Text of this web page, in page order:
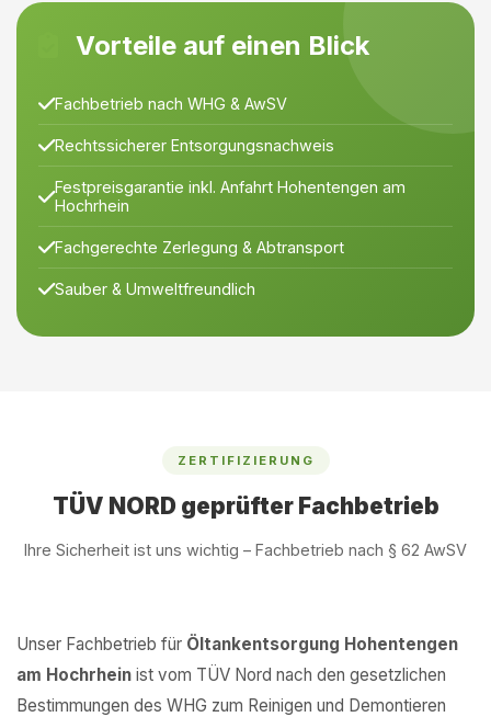
Vorteile auf einen Blick
Fachbetrieb nach WHG & AwSV
Rechtssicherer Entsorgungsnachweis
Festpreisgarantie inkl. Anfahrt Hohentengen am
Hochrhein
Fachgerechte Zerlegung & Abtransport
Sauber & Umweltfreundlich
ZERTIFIZIERUNG
TÜV NORD geprüfter Fachbetrieb
Ihre Sicherheit ist uns wichtig – Fachbetrieb nach § 62 AwSV
Unser Fachbetrieb für Öltankentsorgung Hohentengen
am Hochrhein ist vom TÜV Nord nach den gesetzlichen
Bestimmungen des WHG zum Reinigen und Demontieren